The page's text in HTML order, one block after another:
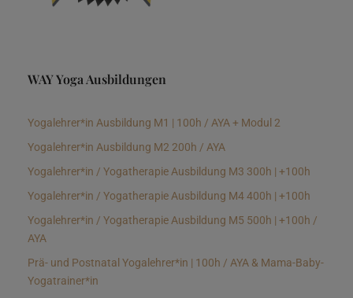
WAY Yoga Ausbildungen
Yogalehrer*in Ausbildung M1 | 100h / AYA + Modul 2
Yogalehrer*in Ausbildung M2 200h / AYA
Yogalehrer*in / Yogatherapie Ausbildung M3 300h | +100h
Yogalehrer*in / Yogatherapie Ausbildung M4 400h | +100h
Yogalehrer*in / Yogatherapie Ausbildung M5 500h | +100h /
AYA
Prä- und Postnatal Yogalehrer*in | 100h / AYA & Mama-Baby-
Yogatrainer*in